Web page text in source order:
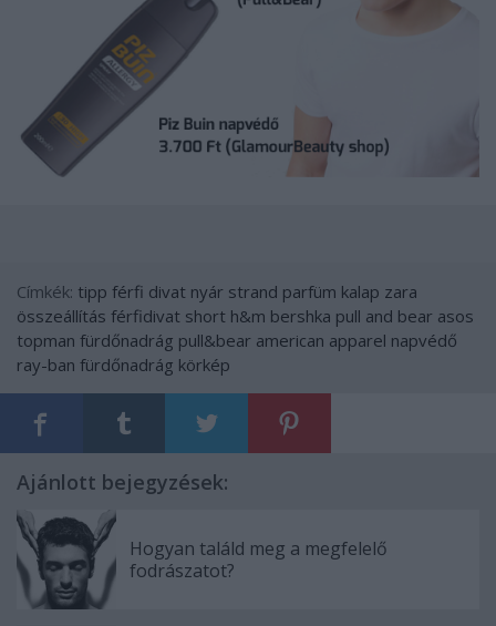
Címkék: tipp férfi divat nyár strand parfüm kalap zara
összeállítás férfidivat short h&m bershka pull and bear asos
topman fürdőnadrág pull&bear american apparel napvédő
ray-ban fürdőnadrág körkép
Ajánlott bejegyzések:
Hogyan találd meg a megfelelő
fodrászatot?